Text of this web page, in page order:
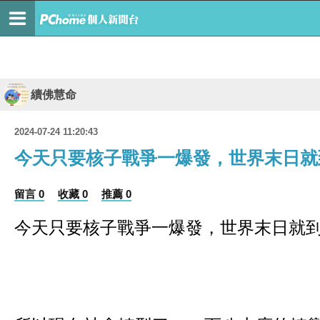
續佛慧命
2024-07-24 11:20:43
今天只要核子戰爭一爆發，世界末日
留言 0 收藏 0 推薦 0
今天只要核子戰爭一爆發，世界末日就